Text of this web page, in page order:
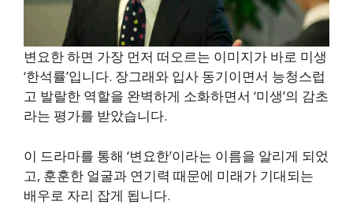
변요한 하면 가장 먼저 떠오르는 이미지가 바로 미생
‘한석률’입니다. 장그래와 입사 동기이면서 능청스럽
고 발랄한 역할을 완벽하게 소화하면서 ‘미생’의 감초
라는 평가를 받았습니다.
이 드라마를 통해 ‘변요한’이라는 이름을 알리게 되었
고, 훈훈한 얼굴과 연기력 때문에 미래가 기대되는
배우로 자리 잡게 됩니다.